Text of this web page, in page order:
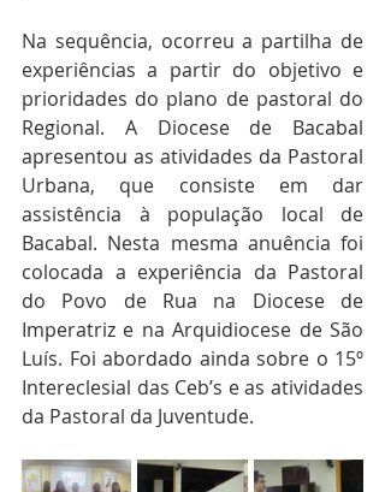
Na sequência, ocorreu a partilha de
experiências a partir do objetivo e
prioridades do plano de pastoral do
Regional. A Diocese de Bacabal
apresentou as atividades da Pastoral
Urbana, que consiste em dar
assistência à população local de
Bacabal. Nesta mesma anuência foi
colocada a experiência da Pastoral
do Povo de Rua na Diocese de
Imperatriz e na Arquidiocese de São
Luís. Foi abordado ainda sobre o 15º
Intereclesial das Ceb’s e as atividades
da Pastoral da Juventude.